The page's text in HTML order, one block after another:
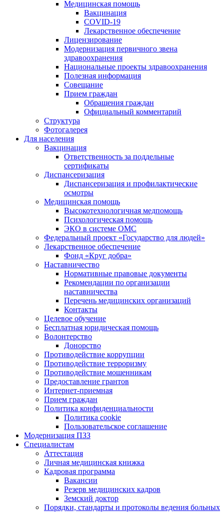
Медицинская помощь
Вакцинация
COVID-19
Лекарственное обеспечение
Лицензирование
Модернизация первичного звена
здравоохранения
Национальные проекты здравоохранения
Полезная информация
Совещание
Прием граждан
Обращения граждан
Официальный комментарий
Структура
Фотогалерея
Для населения
Вакцинация
Ответственность за поддельные
сертификаты
Диспансеризация
Диспансеризация и профилактические
осмотры
Медицинская помощь
Высокотехнологичная медпомощь
Психологическая помощь
ЭКО в системе ОМС
Федеральный проект «Государство для людей»
Лекарственное обеспечение
Фонд «Круг добра»
Наставничество
Нормативные правовые документы
Рекомендации по организации
наставничества
Перечень медицинских организаций
Контакты
Целевое обучение
Бесплатная юридическая помощь
Волонтерство
Донорство
Противодействие коррупции
Противодействие терроризму
Противодействие мошенникам
Предоставление грантов
Интернет-приемная
Прием граждан
Политика конфиденциальности
Политика cookie
Пользовательское соглашение
Модернизация ПЗЗ
Специалистам
Аттестация
Личная медицинская книжка
Кадровая программа
Вакансии
Резерв медицинских кадров
Земский доктор
Порядки, стандарты и протоколы ведения больных